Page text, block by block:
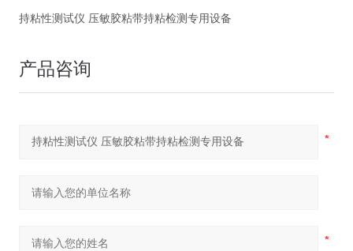
持粘性测试仪 压敏胶粘带持粘检测专用设备
产品咨询